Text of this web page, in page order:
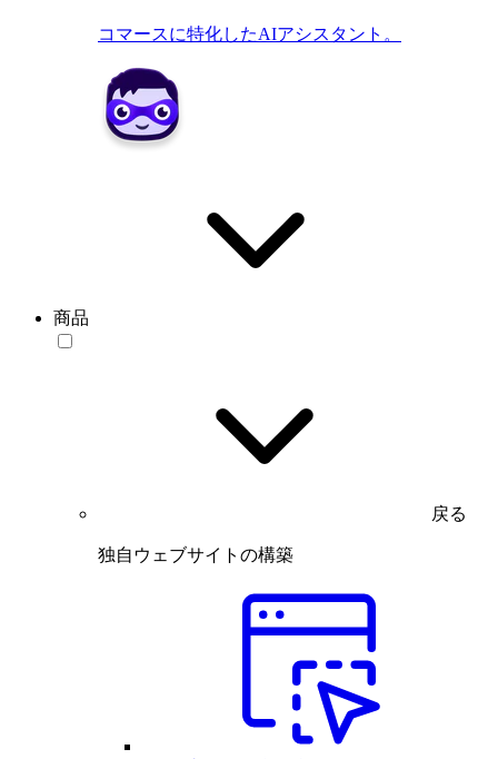
コマースに特化したAIアシスタント。
商品
戻る
独自ウェブサイトの構築